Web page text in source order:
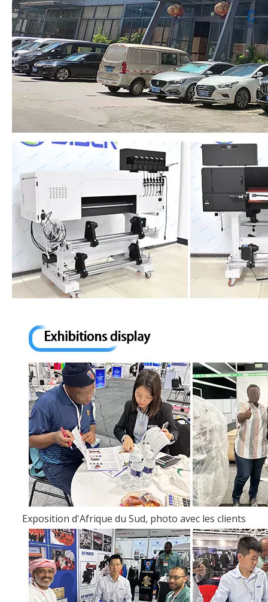
Exposition d'Afrique du Sud, photo avec les clients